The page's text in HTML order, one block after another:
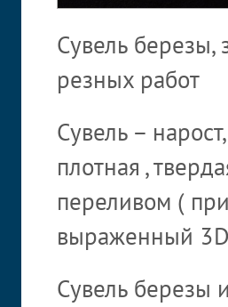
Сувель березы,
резных работ
Сувель –
плотная ,
переливом (
выраженный
Сувель березы